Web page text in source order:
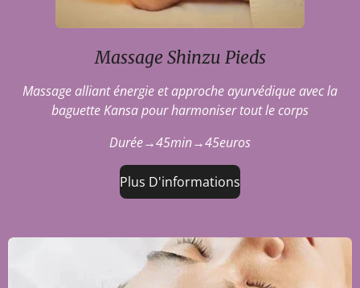
Massage Shinzu Pieds
Massage alliant énergie et approche ayurvédique avec la
baguette Kansa pour harmoniser tout le corps
Durée→45min→45euros
Plus D'informations